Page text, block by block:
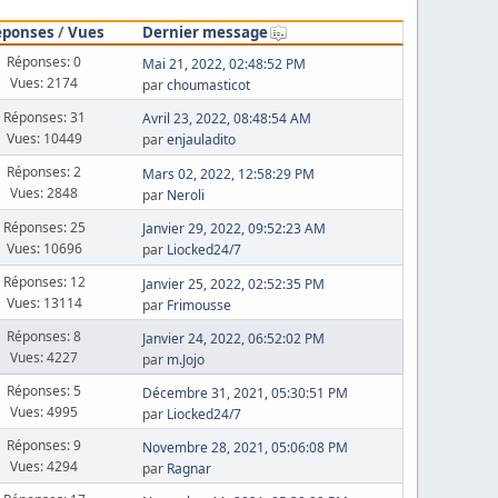
/Vues Dernier message
Réponses: 0
Vues: 2174
Mai 21, 2022, 02:48:52 PM
parchoumasticot
Réponses: 31
Vues: 10449
Avril 23, 2022, 08:48:54 AM
parenjauladito
Réponses: 2
Vues: 2848
Mars 02, 2022, 12:58:29 PM
par Neroli
Réponses: 25
Vues: 10696
Janvier 29, 2022, 09:52:23 AM
par Liocked24/7
Réponses: 12
Vues: 13114
Janvier 25, 2022, 02:52:35 PM
par Frimousse
Réponses: 8
Vues: 4227
Janvier 24, 2022, 06:52:02 PM
par m.Jojo
Réponses: 5
Vues: 4995
Décembre 31, 2021, 05:30:51 PM
par Liocked24/7
Réponses: 9
Vues: 4294
Novembre 28, 2021, 05:06:08 PM
par Ragnar